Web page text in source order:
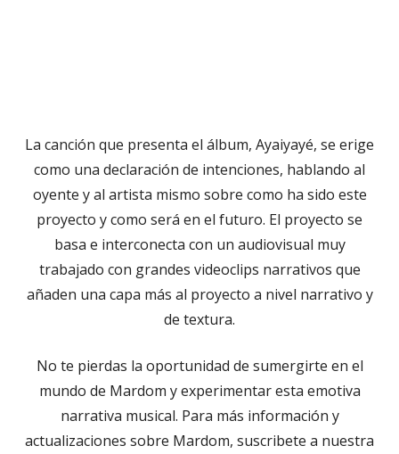
La canción que presenta el álbum, Ayaiyayé, se erige
como una declaración de intenciones, hablando al
oyente y al artista mismo sobre como ha sido este
proyecto y como será en el futuro. El proyecto se
basa e interconecta con un audiovisual muy
trabajado con grandes videoclips narrativos que
añaden una capa más al proyecto a nivel narrativo y
de textura.
No te pierdas la oportunidad de sumergirte en el
mundo de Mardom y experimentar esta emotiva
narrativa musical. Para más información y
actualizaciones sobre Mardom, suscribete a nuestra